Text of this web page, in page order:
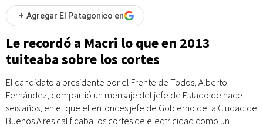
+ Agregar El Patagonico en
Le recordó a Macri lo que en 2013
tuiteaba sobre los cortes
El candidato a presidente por el Frente de Todos, Alberto
Fernández, compartió un mensaje del jefe de Estado de hace
seis años, en el que el entonces jefe de Gobierno de la Ciudad de
Buenos Aires calificaba los cortes de electricidad como un